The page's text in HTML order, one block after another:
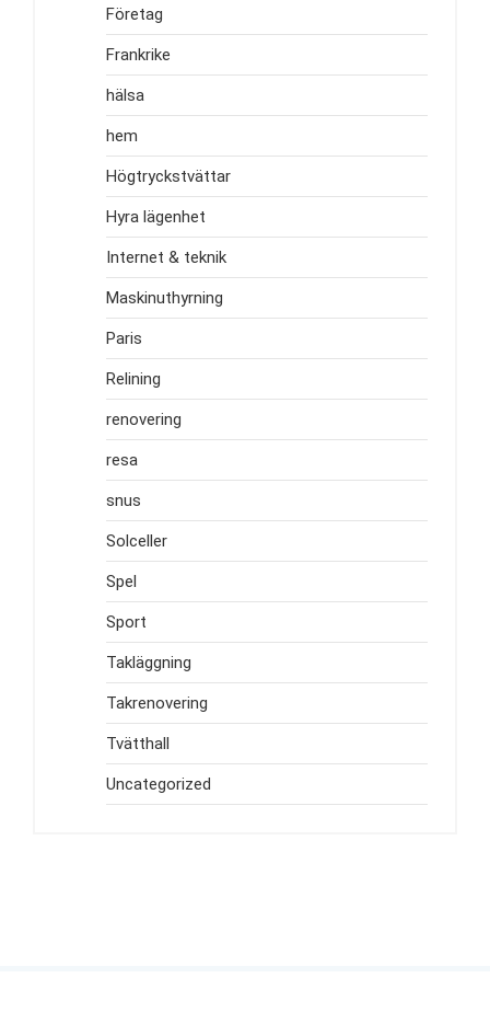
Företag
Frankrike
hälsa
hem
Högtryckstvättar
Hyra lägenhet
Internet & teknik
Maskinuthyrning
Paris
Relining
renovering
resa
snus
Solceller
Spel
Sport
Takläggning
Takrenovering
Tvätthall
Uncategorized